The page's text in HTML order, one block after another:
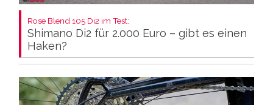
Rose Blend 105 Di2 im Test:
Shimano Di2 für 2.000 Euro – gibt es einen
Haken?